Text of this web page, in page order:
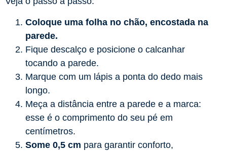
Coloque uma folha no chão, encostada na
parede.
Fique descalço e posicione o calcanhar
tocando a parede.
Marque com um lápis a ponta do dedo mais
longo.
Meça a distância entre a parede e a marca:
esse é o comprimento do seu pé em
centímetros.
Some 0,5 cm para garantir conforto,